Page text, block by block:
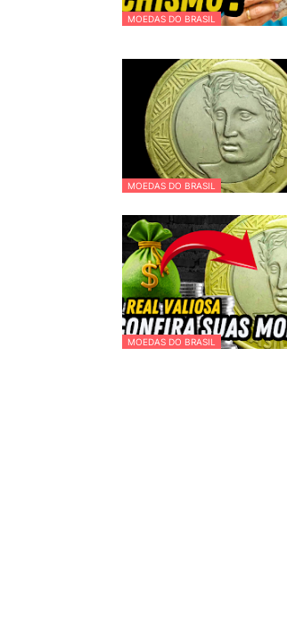
MOEDAS DO BRASIL
MOEDAS DO BRASIL
MOEDAS DO BRASIL